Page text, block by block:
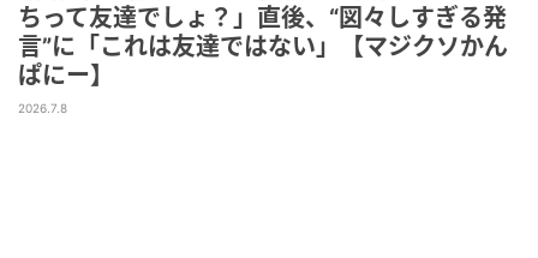
ちって友達でしょ？」直後、“図々しすぎる発
言”に「これは友達ではない」【マジクソかん
ぱにー】
2026.7.8